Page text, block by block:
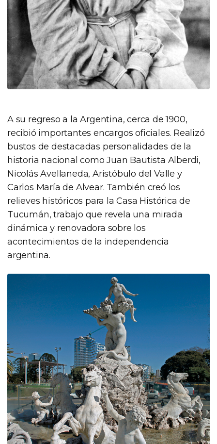
A su regreso a la Argentina, cerca de 1900,
recibió importantes encargos oficiales. Realizó
bustos de destacadas personalidades de la
historia nacional como Juan Bautista Alberdi,
Nicolás Avellaneda, Aristóbulo del Valle y
Carlos María de Alvear. También creó los
relieves históricos para la Casa Histórica de
Tucumán, trabajo que revela una mirada
dinámica y renovadora sobre los
acontecimientos de la independencia
argentina.